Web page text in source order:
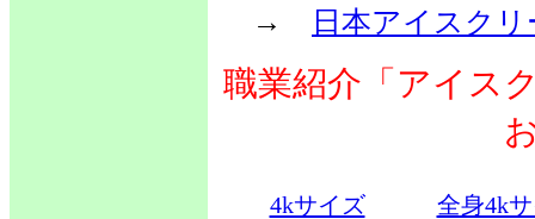
→ 日本アイスク
職業紹介「アイス
4kサイズ 全身4k